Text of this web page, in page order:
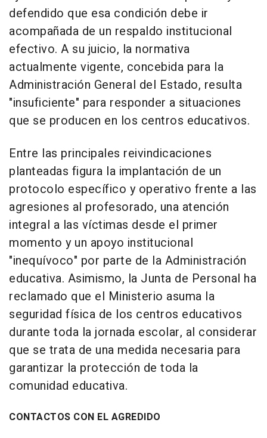
defendido que esa condición debe ir
acompañada de un respaldo institucional
efectivo. A su juicio, la normativa
actualmente vigente, concebida para la
Administración General del Estado, resulta
"insuficiente" para responder a situaciones
que se producen en los centros educativos.
Entre las principales reivindicaciones
planteadas figura la implantación de un
protocolo específico y operativo frente a las
agresiones al profesorado, una atención
integral a las víctimas desde el primer
momento y un apoyo institucional
"inequívoco" por parte de la Administración
educativa. Asimismo, la Junta de Personal ha
reclamado que el Ministerio asuma la
seguridad física de los centros educativos
durante toda la jornada escolar, al considerar
que se trata de una medida necesaria para
garantizar la protección de toda la
comunidad educativa.
CONTACTOS CON EL AGREDIDO